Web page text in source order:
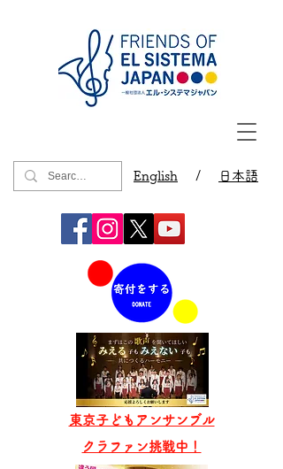
English / 日本語
東京子どもアンサンブル
​クラファン挑戦中！